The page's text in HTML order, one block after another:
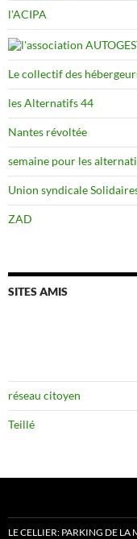
l'ACIPA
Le collectif des
les Alternatifs 44
Nantes révoltée
semaine pour les
Union syndicale
ZAD
SITES AMIS
réseau citoyen
Teillé
LE CELLIER: PARKING DE LA